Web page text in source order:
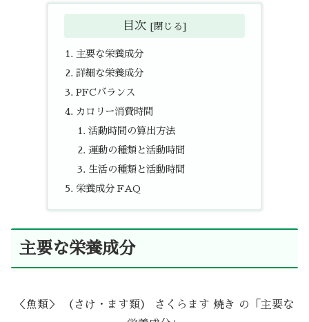
目次
主要な栄養成分
詳細な栄養成分
PFCバランス
カロリー消費時間
活動時間の算出方法
運動の種類と活動時間
生活の種類と活動時間
栄養成分 FAQ
主要な栄養成分
＜魚類＞ （さけ・ます類） さくらます 焼き の「主要な